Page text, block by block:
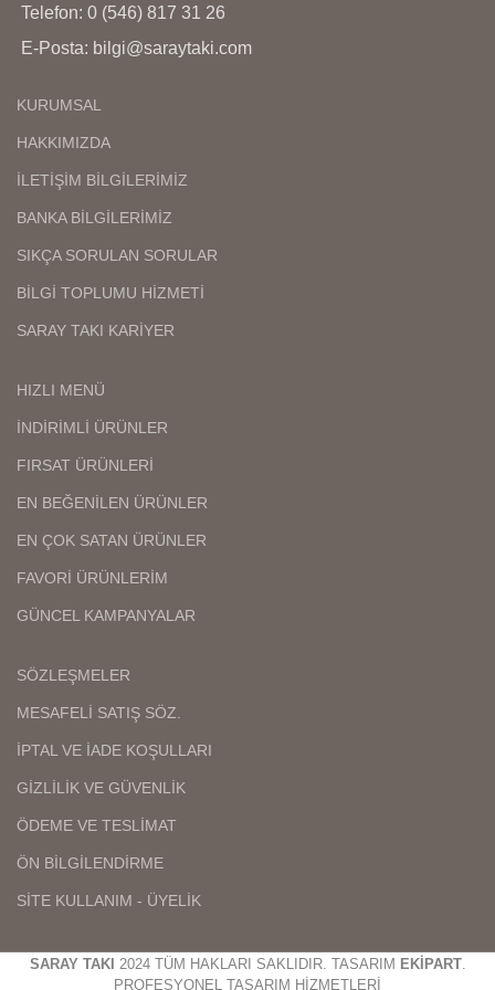
Telefon: 0 (546) 817 31 26
E-Posta: bilgi@saraytaki.com
KURUMSAL
HAKKIMIZDA
İLETİŞİM BİLGİLERİMİZ
BANKA BİLGİLERİMİZ
SIKÇA SORULAN SORULAR
BİLGİ TOPLUMU HİZMETİ
SARAY TAKI KARİYER
HIZLI MENÜ
İNDİRİMLİ ÜRÜNLER
FIRSAT ÜRÜNLERİ
EN BEĞENİLEN ÜRÜNLER
EN ÇOK SATAN ÜRÜNLER
FAVORİ ÜRÜNLERİM
GÜNCEL KAMPANYALAR
SÖZLEŞMELER
MESAFELİ SATIŞ SÖZ.
İPTAL VE İADE KOŞULLARI
GİZLİLİK VE GÜVENLİK
ÖDEME VE TESLİMAT
ÖN BİLGİLENDİRME
SİTE KULLANIM - ÜYELİK
SARAY TAKI 2024 TÜM HAKLARI SAKLIDIR. TASARIM EKİPART.
PROFESYONEL TASARIM HİZMETLERİ